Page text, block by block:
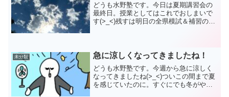
どうも水野塾です。今日は夏期講習会の
最終日。授業としてはこれでおしまいで
す(>_<)残すは明日の全県模試＆補習のみ
真をもう...
未分類 急に涼しくなってきましたね！
どうも水野塾です。今週から急に涼しく
なってきましたね(>_<)ついこの間まで夏
を感じていたのに。すぐにでも冬がやっ